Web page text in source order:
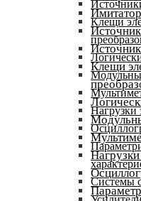
Клещи
Нагрузки
Системы
Клещи